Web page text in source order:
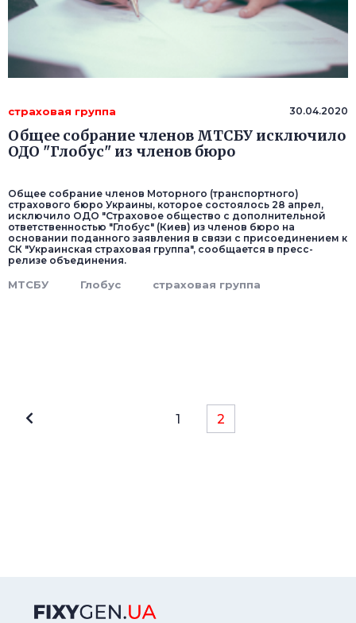
страховая группа 30.04.2020
Общее собрание членов МТСБУ исключило
ОДО "Глобус" из членов бюро
Общее собрание членов Моторного (транспортного)
страхового бюро Украины, которое состоялось 28 апрел,
исключило ОДО "Страховое общество с дополнительной
ответственностью "Глобус" (Киев) из членов бюро на
основании поданного заявления в связи с присоединением к
СК "Украинская страховая группа", сообщается в пресс-
релизе объединения.
МТСБУ Глобус страховая группа
1 2